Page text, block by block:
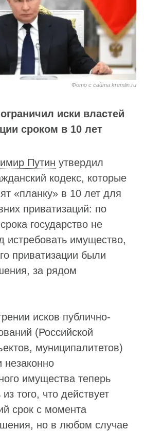
Фото с сайта kremlin.ru
иски властей
сроком в 10 лет
Путин утвердил
кодекс, которые
«планку» в 10 лет для
приватизаций: по
государство не
истребовать имущество,
приватизации были
за рядом
исков публично-
(Российской
муниципалитетов)
незаконно
имущества теперь
того, что действует
срок с момента
но в любом случае